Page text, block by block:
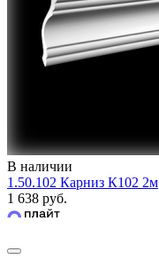
В наличии
1.50.102 Карниз К102 2м
1 638 руб.